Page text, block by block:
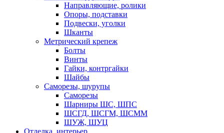
Направляющие, ролики
Опоры, подставки
Подвески, уголки
Шканты
Метрический крепеж
Болты
Винты
Гайки, контргайки
Шайбы
Саморезы, шурупы
Саморезы
Шарниры ШС, ШПС
ШСГД, ШСГМ, ШСММ
ШУЖ, ШУЦ
Отделка, интерьер